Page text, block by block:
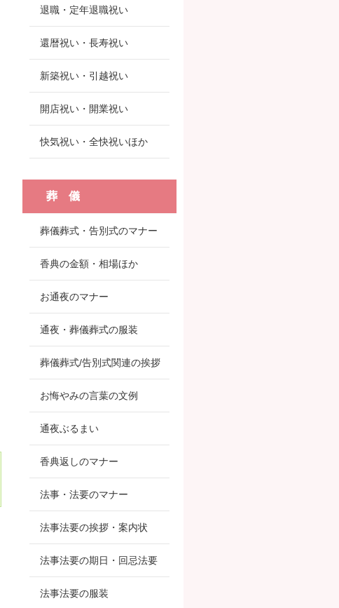
退職・定年退職祝い
還暦祝い・長寿祝い
新築祝い・引越祝い
開店祝い・開業祝い
快気祝い・全快祝いほか
葬 儀
葬儀葬式・告別式のマナー
香典の金額・相場ほか
お通夜のマナー
通夜・葬儀葬式の服装
葬儀葬式/告別式関連の挨拶
お悔やみの言葉の文例
通夜ぶるまい
香典返しのマナー
法事・法要のマナー
法事法要の挨拶・案内状
法事法要の期日・回忌法要
法事法要の服装